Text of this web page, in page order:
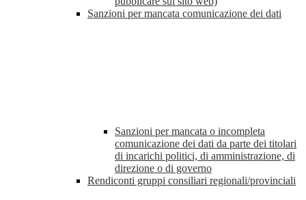
Sanzioni per mancata comunicazione dei dati
Sanzioni per mancata o incompleta
comunicazione dei dati da parte dei titolari
di incarichi politici, di amministrazione, di
direzione o di governo
Rendiconti gruppi consiliari regionali/provinciali